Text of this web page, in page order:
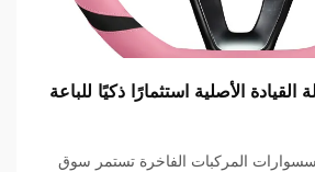
القيادة الأصلية استثمارًا ذكيًا للباعة
المركبات الفاخرة تستمر سوق